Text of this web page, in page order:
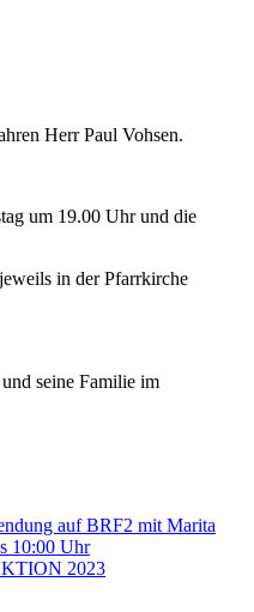
Herr Paul Vohsen.
um 19.00 Uhr und die
jeweils in der Pfarrkirche
seine Familie im
auf BRF2 mit Marita
10:00 Uhr
2023